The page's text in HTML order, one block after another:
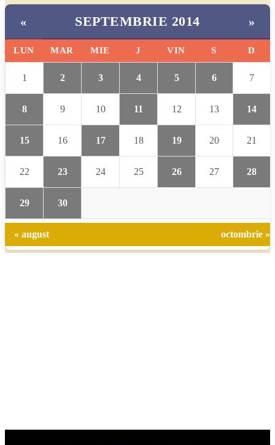
« SEPTEMBRIE 2014 »
LUN MAR MIE J VIN S D
1 2 3 4 5 6 7
8 9 10 11 12 13 14
15 16 17 18 19 20 21
22 23 24 25 26 27 28
29 30
« august octombrie »